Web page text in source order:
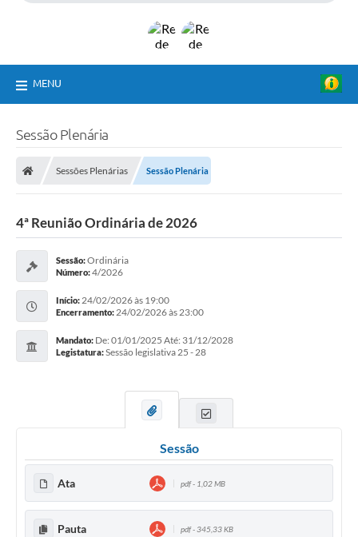
MENU
Sessão Plenária
Sessões Plenárias Sessão Plenária
4ª Reunião Ordinária de 2026
Sessão:Ordinária
Número:4/2026
Início:24/02/2026 às 19:00
Encerramento:24/02/2026 às 23:00
Mandato: De: 01/01/2025 Até: 31/12/2028
Legistatura:Sessão legislativa 25 - 28
Sessão
Ata pdf - 1,02 MB
Pauta pdf - 345,33 KB